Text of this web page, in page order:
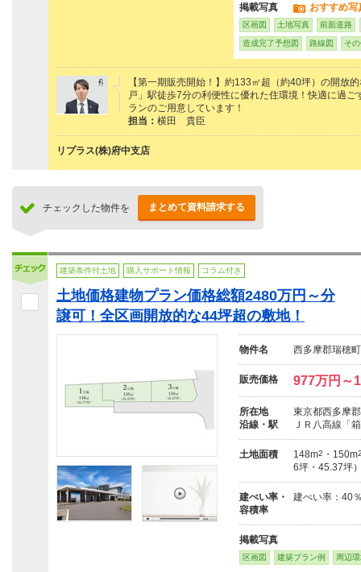
掲載写真 おすすめ写
区画図 土地写真 前面道路
造成完了予想図 路線図 そ
【第一期販売開始！】約133㎡超（約40坪）の開放
戸」駅徒歩7分の利便性に優れた住環境！快適に過
ランのご用意しています！
担当： 横田 貴臣
リプラス(株)府中支店
チェックした物件を まとめて資料請求する
建築条件付土地 購入サポート情報 コラム付き
土地価格建物プラン価格総額2480万円～分
譲可！全区画開放的な44坪超の敷地！
物件名 西多摩郡瑞穂
販売価格 977万円～
所在地
東京都西多摩
沿線・駅
ＪＲ八高線「
土地面積 148m2 ・150m
6坪・45.37坪
建ぺい率・
容積率
建ぺい率：40
掲載写真
区画図 建築プラン例 周辺